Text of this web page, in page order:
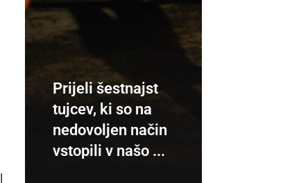
Prijeli šestnajst
tujcev, ki so na
nedovoljen način
vstopili v našo ...